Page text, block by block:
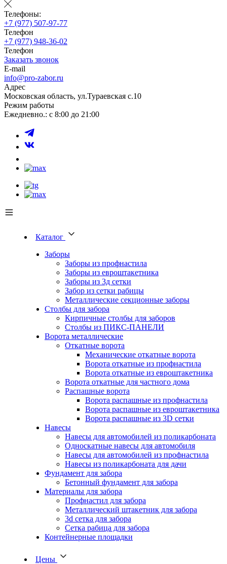
Телефоны:
+7 (977) 507-97-77
Телефон
+7 (977) 948-36-02
Телефон
Заказать звонок
E-mail
info@pro-zabor.ru
Адрес
Московская область, ул.Тураевская с.10
Режим работы
Ежедневно.: с 8:00 до 21:00
Каталог
Заборы
Заборы из профнастила
Заборы из евроштакетника
Заборы из 3д сетки
Забор из сетки рабицы
Металлические секционные заборы
Столбы для забора
Кирпичные столбы для заборов
Столбы из ПИКС-ПАНЕЛИ
Ворота металлические
Откатные ворота
Механические откатные ворота
Ворота откатные из профнастила
Ворота откатные из евроштакетника
Ворота откатные для частного дома
Распашные ворота
Ворота распашные из профнастила
Ворота распашные из евроштакетника
Ворота распашные из 3D сетки
Навесы
Навесы для автомобилей из поликарбоната
Односкатные навесы для автомобиля
Навесы для автомобилей из профнастила
Навесы из поликарбоната для дачи
Фундамент для забора
Бетонный фундамент для забора
Материалы для забора
Профнастил для забора
Металлический штакетник для забора
3d сетка для забора
Сетка рабица для забора
Контейнерные площадки
Цены